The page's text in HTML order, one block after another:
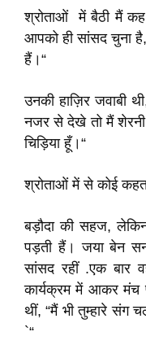
श्रोताओं में बैठी मैं कह
आपको ही सांसद चुना
हैं।“
उनकी हाज़िर जवाबी
नजर से देखे तो मैं शेरनी
चिड़िया हूँ।“
श्रोताओं में से कोई
बड़ौदा की सहज,
पड़ती हैं। जया बेन
सांसद रहीं .एक बार
कार्यक्रम में आकर मंच
थीं, “मैं भी तुम्हारे संग
`“